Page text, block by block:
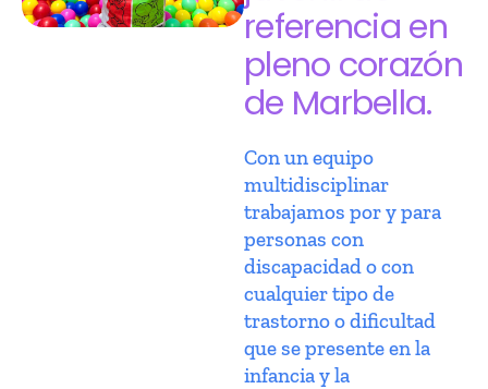
referencia en
pleno corazón
de Marbella.
Con un equipo
multidisciplinar
trabajamos por y para
personas con
discapacidad o con
cualquier tipo de
trastorno o dificultad
que se presente en la
infancia y la